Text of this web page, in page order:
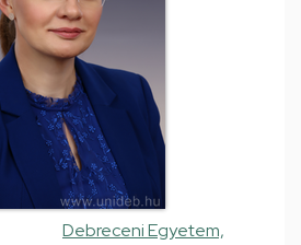
Debreceni Egyetem,